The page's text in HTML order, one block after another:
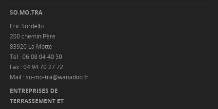
SO.MO.TRA
Eric Sordello
200 chemin Père
83920 La Motte
Tel : 06 08 04 40 50
Fax : 04 94 70 27 72
Mail : so-mo-tra@wanadoo.fr
ENTREPRISES DE
TERRASSEMENT ET